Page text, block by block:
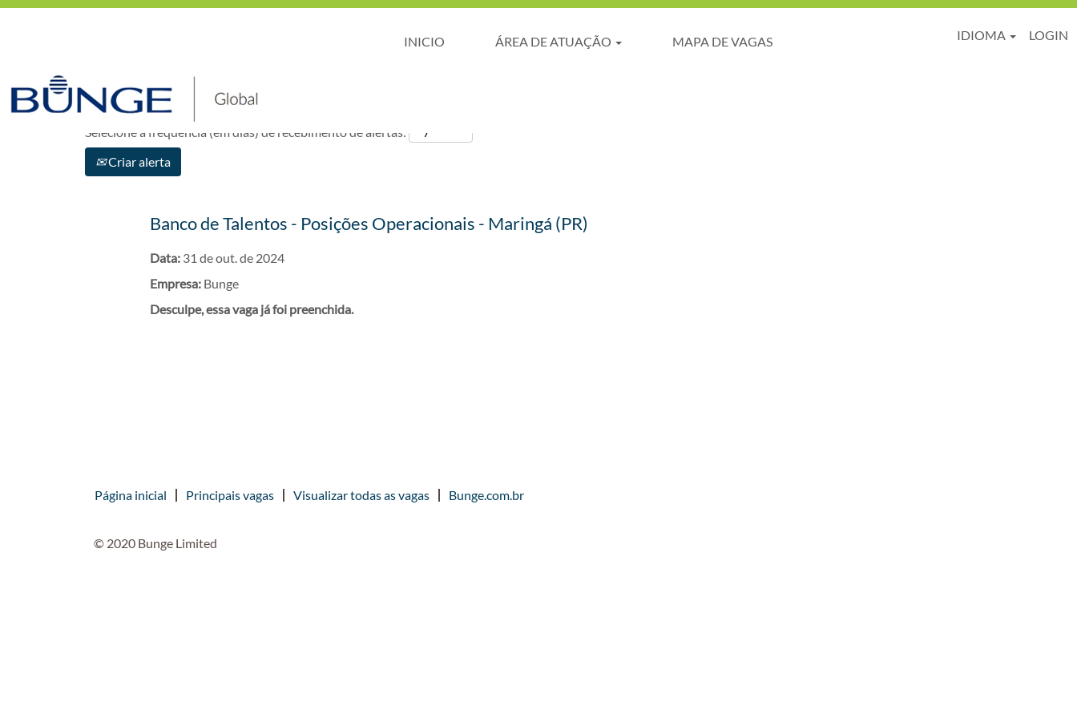
INICIO ÁREA DE ATUAÇÃO MAPA DE VAGAS IDIOMA
LOGIN
Selecione a frequência (em dias) de recebimento de alertas:
Criar alerta
Banco de Talentos - Posições Operacionais - Maringá (PR)
Data: 31 de out. de 2024
Empresa: Bunge
Desculpe, essa vaga já foi preenchida.
Página inicial Principais vagas Visualizar todas as vagas Bunge.com.br
© 2020 Bunge Limited